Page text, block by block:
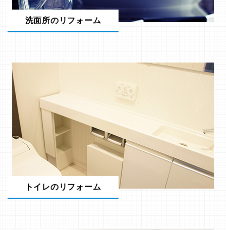
洗面所のリフォーム
トイレのリフォーム